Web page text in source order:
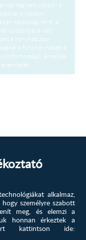
már rég nem csupán a
a modern
közösségi térré, a
központjává vált.
a konyhabútor
a funkció mellett a
Amerikai
ijesztő feladat is lehet.
a buktatókat, kövesd
hogy lemérjük a
ahova a konyhabútor fog
alkalmaz,
személyre szabott
meg, és elemzi a
honnan érkeztek a
kattintson ide: